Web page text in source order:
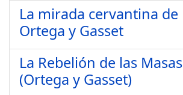
La mirada cervantina de
Ortega y Gasset
La Rebelión de las Masas
(Ortega y Gasset)